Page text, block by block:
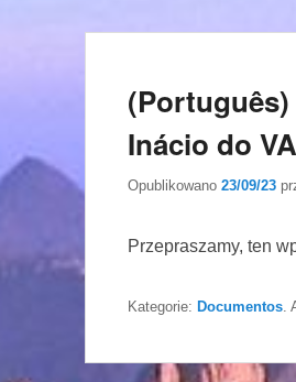
Inácio do
Opublikowano 23/09/23
Przepraszamy, ten
Kategorie: Documentos .